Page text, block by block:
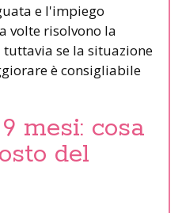
e l'impiego
volte risolvono la
se la situazione
è consigliabile
mesi: cosa
del